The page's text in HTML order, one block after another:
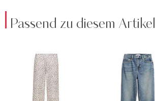
Passend zu diesem Artikel